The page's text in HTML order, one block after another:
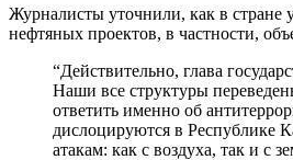
Журналисты уточнили, как в стране
нефтяных проектов, в частности,
“Действительно, глава
Наши все структуры
ответить именно об
дислоцируются в Республике
атакам: как с воздуха, так и с